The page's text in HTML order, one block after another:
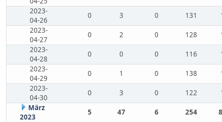
2023-
04-26
0 3 0 131
2023-
04-27
0 2 0 128
2023-
04-28
0 0 0 116
2023-
04-29
0 1 0 138
2023-
04-30
0 3 0 122
März
2023
5 47 6 254